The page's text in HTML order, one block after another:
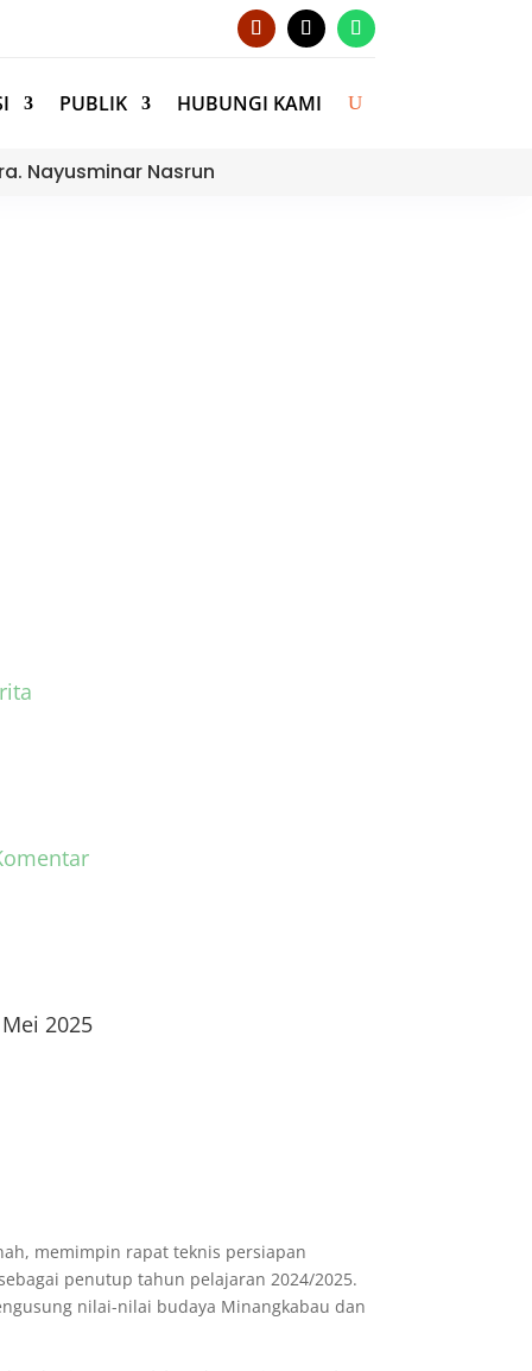
PUBLIK HUBUNGI KAMI
Nayusminar Nasrun
2025
memimpin rapat teknis persiapan
penutup tahun pelajaran 2024/2025.
nilai-nilai budaya Minangkabau dan